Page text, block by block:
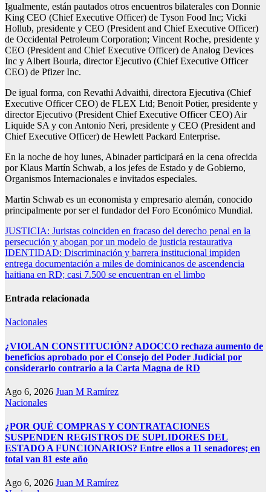
Igualmente, están pautados otros encuentros bilaterales con Donnie
King CEO (Chief Executive Officer) de Tyson Food Inc; Vicki
Hollub, presidente y CEO (President and Chief Executive Officer)
de Occidental Petroleum Corporation; Vincent Roche, presidente y
CEO (President and Chief Executive Officer) de Analog Devices
Inc y Albert Bourla, director Ejecutivo (Chief Executive Officer
CEO) de Pfizer Inc.
De igual forma, con Revathi Advaithi, directora Ejecutiva (Chief
Executive Officer CEO) de FLEX Ltd; Benoit Potier, presidente y
director Ejecutivo (President Chief Executive Officer CEO) Air
Liquide SA y con Antonio Neri, presidente y CEO (President and
Chief Executive Officer) de Hewlett Packard Enterprise.
En la noche de hoy lunes, Abinader participará en la cena ofrecida
por Klaus Martín Schwab, a los jefes de Estado y de Gobierno,
Organismos Internacionales e invitados especiales.
Martin Schwab es un economista y empresario alemán, conocido
principalmente por ser el fundador del Foro Económico Mundial.
Navegación
de
entradas
JUSTICIA: Juristas coinciden en fracaso del derecho penal en la
persecución y abogan por un modelo de justicia restaurativa
IDENTIDAD: Discriminación y barrera institucional impiden
entrega documentación a miles de dominicanos de ascendencia
haitiana en RD; casi 7.500 se encuentran en el limbo
Entrada relacionada
Nacionales
¿VIOLAN CONSTITUCIÓN? ADOCCO rechaza aumento de
beneficios aprobado por el Consejo del Poder Judicial por
considerarlo contrario a la Carta Magna de RD
Ago 6, 2026 Juan M Ramírez
Nacionales
¿POR QUÉ COMPRAS Y CONTRATACIONES
SUSPENDEN REGISTROS DE SUPLIDORES DEL
ESTADO A FUNCIONARIOS? Entre ellos a 11 senadores; en
total van 81 este año
Ago 6, 2026 Juan M Ramírez